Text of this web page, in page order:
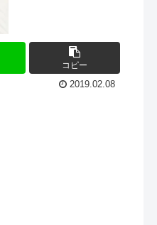
コピー
2019.02.08